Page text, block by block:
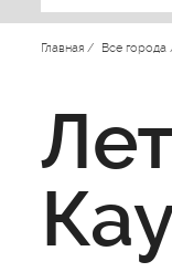
Главная / Все города